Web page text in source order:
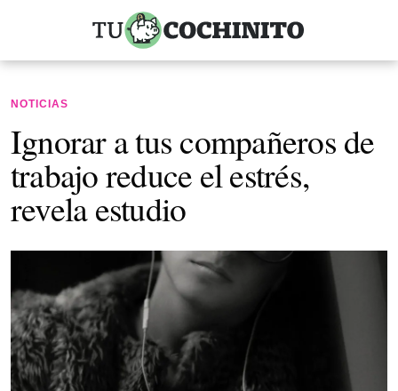
NOTICIAS
Ignorar a tus compañeros de
trabajo reduce el estrés,
revela estudio